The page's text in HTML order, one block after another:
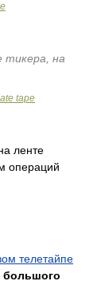
тикера, на
tape
ленте
операций
телетайпе
большого